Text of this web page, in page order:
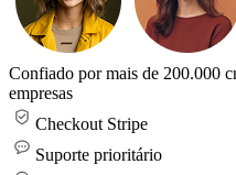
Confiado por mais de 200.000
empresas
Checkout Stripe
Suporte prioritário